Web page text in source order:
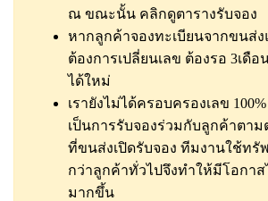
ณ ขณะนั้น คลิกดูตารางรับจอง
หากลูกค้าจองทะเบียนจากขนส่ง
ต้องการเปลี่ยนเลข ต้องรอ 3เดือ
ได้ใหม่
เรายังไม่ได้ครอบครองเลข 100%
เป็นการรับจองร่วมกับลูกค้าตาม
ที่ขนส่งเปิดรับจอง ทีมงานใช้ทรั
กว่าลูกค้าทั่วไปจึงทำให้มีโอกา
มากขึ้น